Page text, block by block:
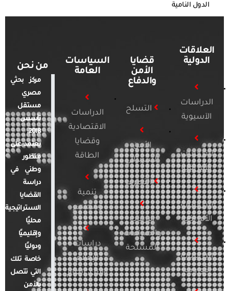
الدول النامية
العلاقات
الدولية
الدراسات
الآسيوية
الدراسات
الأفريقية
الدراسات
الأمريكية
الدراسات
الأوروبية
قضايا
الأمن
والدفاع
التسلح
الأمن
السيبراني
التطرف
الإرهاب
والصراعات
المسلحة
السياسات
العامة
الدراسات
الاقتصادية
وقضايا
الطاقة
تنمية
ومجتمع
دراسات
الإعلام
والرأي العام
من نحن
مركز بحثي
مصري
مستقل
تأسس
2018.
يعتمد على
منظور
وطني في
دراسة
القضايا
الاستراتيجية
محليًا
وإقليميًا
ودوليًا
خاصة تلك
التي تتصل
بالأمن